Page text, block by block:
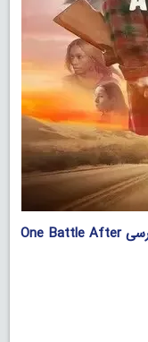
دانلود فیلم یک نبرد پس از دیگری دوبله فارسی One Battle After